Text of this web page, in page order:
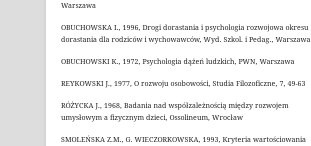
Warszawa
OBUCHOWSKA I., 1996, Drogi dorastania i psychologia rozwojowa okresu
dorastania dla rodziców i wychowawców, Wyd. Szkol. i Pedag., Warszawa
OBUCHOWSKI K., 1972, Psychologia dążeń ludzkich, PWN, Warszawa
REYKOWSKI J., 1977, O rozwoju osobowości, Studia Filozoficzne, 7, 49-63
RÓŻYCKA J., 1968, Badania nad współzależnością między rozwojem
umysłowym a fizycznym dzieci, Ossolineum, Wrocław
SMOLEŃSKA Z.M., G. WIECZORKOWSKA, 1993, Kryteria wartościowania